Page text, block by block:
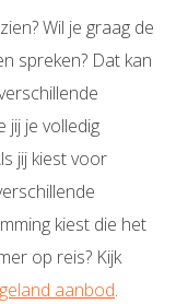
Wil je graag de
spreken? Dat kan
jij je volledig
jij kiest voor
kiest die het
op reis? Kijk
aanbod.